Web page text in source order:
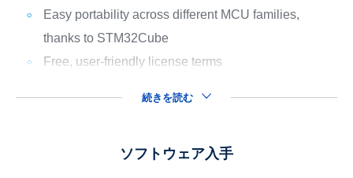
Easy portability across different MCU families,
thanks to STM32Cube
Free, user-friendly license terms
続きを読む
ソフトウェア入手